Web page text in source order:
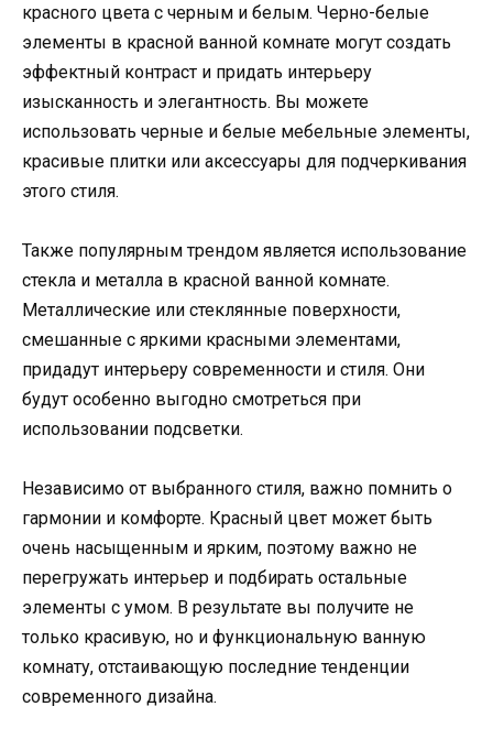
красного цвета с черным и белым. Черно-белые
элементы в красной ванной комнате могут создать
эффектный контраст и придать интерьеру
изысканность и элегантность. Вы можете
использовать черные и белые мебельные элементы,
красивые плитки или аксессуары для подчеркивания
этого стиля.
Также популярным трендом является использование
стекла и металла в красной ванной комнате.
Металлические или стеклянные поверхности,
смешанные с яркими красными элементами,
придадут интерьеру современности и стиля. Они
будут особенно выгодно смотреться при
использовании подсветки.
Независимо от выбранного стиля, важно помнить о
гармонии и комфорте. Красный цвет может быть
очень насыщенным и ярким, поэтому важно не
перегружать интерьер и подбирать остальные
элементы с умом. В результате вы получите не
только красивую, но и функциональную ванную
комнату, отстаивающую последние тенденции
современного дизайна.